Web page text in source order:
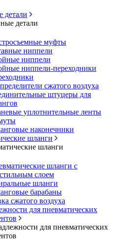
детали
детали
муфты
ниппели
ниппели
ниппели-переходники
сжатого воздуха
штуцеры для
уплотнительные ленты
наконечники
шланги
шланги
шланги с
слоем
шланги
барабаны
сжатого воздуха
для пневматических
для пневматических